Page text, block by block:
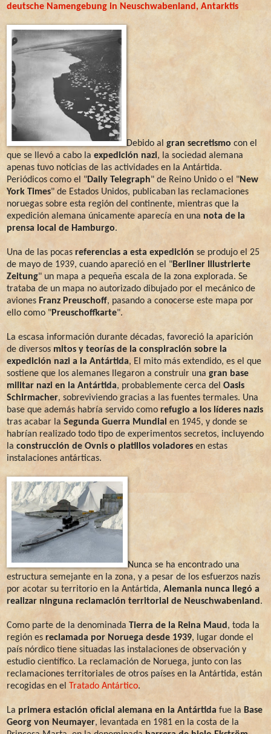
deutsche Namengebung in Neuschwabenland, Antarktis
Debido al gran secretismo con el
que se llevó a cabo la expedición nazi, la sociedad alemana
apenas tuvo noticias de las actividades en la Antártida.
Periódicos como el "Daily Telegraph" de Reino Unido o el "New
York Times" de Estados Unidos, publicaban las reclamaciones
noruegas sobre esta región del continente, mientras que la
expedición alemana únicamente aparecía en una nota de la
prensa local de Hamburgo.
Una de las pocas referencias a esta expedición se produjo el 25
de mayo de 1939, cuando apareció en el "Berliner Illustrierte
Zeitung" un mapa a pequeña escala de la zona explorada. Se
trataba de un mapa no autorizado dibujado por el mecánico de
aviones Franz Preuschoff, pasando a conocerse este mapa por
ello como "Preuschoffkarte".
La escasa información durante décadas, favoreció la aparición
de diversos mitos y teorías de la conspiración sobre la
expedición nazi a la Antártida, El mito más extendido, es el que
sostiene que los alemanes llegaron a construir una gran base
militar nazi en la Antártida, probablemente cerca del Oasis
Schirmacher, sobreviviendo gracias a las fuentes termales. Una
base que además habría servido como refugio a los líderes nazis
tras acabar la Segunda Guerra Mundial en 1945, y donde se
habrían realizado todo tipo de experimentos secretos, incluyendo
la construcción de Ovnis o platillos voladores en estas
instalaciones antárticas.
Nunca se ha encontrado una
estructura semejante en la zona, y a pesar de los esfuerzos nazis
por acotar su territorio en la Antártida, Alemania nunca llegó a
realizar ninguna reclamación territorial de Neuschwabenland .
Como parte de la denominada Tierra de la Reina Maud , toda la
región es reclamada por Noruega desde 1939, lugar donde el
país nórdico tiene situadas las instalaciones de observación y
estudio científico. La reclamación de Noruega, junto con las
reclamaciones territoriales de otros países en la Antártida, están
recogidas en el Tratado Antártico.
La primera estación oficial alemana en la Antártida fue la Base
Georg von Neumayer, levantada en 1981 en la costa de la